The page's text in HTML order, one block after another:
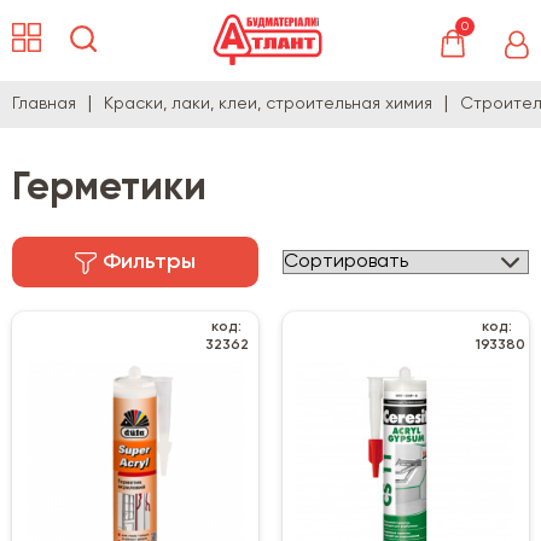
0
Главная Краски, лаки, клеи, строительная химия
Герметики
Фильтры
код:
32362
код:
193380